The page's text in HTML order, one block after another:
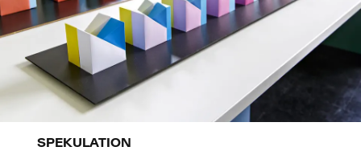
SPEKULATION